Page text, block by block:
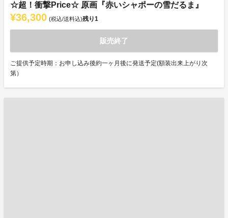
☆超！衝撃Price☆ 原画『赤いシャポーの雪だるま』
¥36,300 (税込/送料込)残り1
販売終了
ご提供予定時期：お申し込み後約一ヶ月後に発送予定(額装出来上がり次
第）